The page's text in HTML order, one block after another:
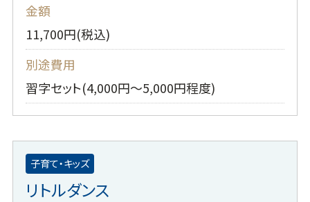
金額
11,700円(税込)
別途費用
習字セット(4,000円～5,000円程度)
リトルダンス
子育て・キッズ